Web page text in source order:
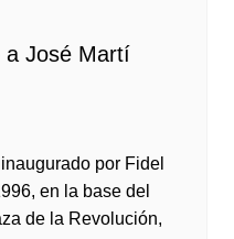
a José Martí
por Fidel
en la base del
de la Revolución,